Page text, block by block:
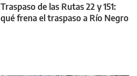
Traspaso de las Rutas 22 y 151:
qué frena el traspaso a Río Negro